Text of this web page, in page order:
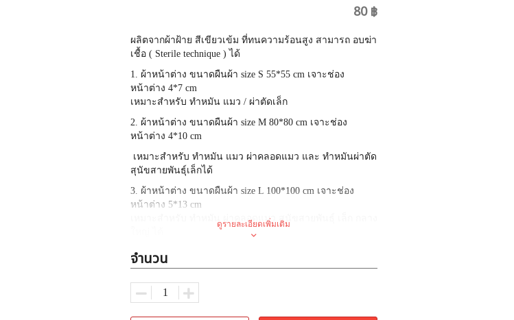
80 ฿
ผลิตจากผ้าฝ้าย สีเขียวเข้ม ที่ทนความร้อนสูง สามารถ อบฆ่า
เชื้อ ( Sterile technique ) ได้
1. ผ้าหน้าต่าง ขนาดผืนผ้า size S 55*55 cm เจาะช่อง
หน้าต่าง 4*7 cm
เหมาะสำหรับ ทำหมัน แมว / ผ่าตัดเล็ก
2. ผ้าหน้าต่าง ขนาดผืนผ้า size M 80*80 cm เจาะช่อง
หน้าต่าง 4*10 cm
เหมาะสำหรับ ทำหมัน แมว ผ่าคลอดแมว และ ทำหมันผ่าตัด
สุนัขสายพันธุ์เล็กได้
3. ผ้าหน้าต่าง ขนาดผืนผ้า size L 100*100 cm เจาะช่อง
หน้าต่าง 5*13 cm
เหมาะสำหรับ ทำหมัน ผ่าคลอดแมว สุนัขสายพันธุ์ เล็ก กลาง
4. ผ้าหน้าต่างขนาดผืน 40*40 cm เจาะช่องวงกลม ศก 5 cm
ผ่าตัดขนาดเล็ก
ดูรายละเอียดเพิ่มเติม
จำนวน